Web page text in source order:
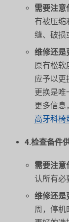
需要注意
有被压缩
缝、破损
维修还是
原有松软
应予以更
更换是唯
更多信息
高牙科椅
4.检查备件
需要注意
认所有必
维修还是
周，停机